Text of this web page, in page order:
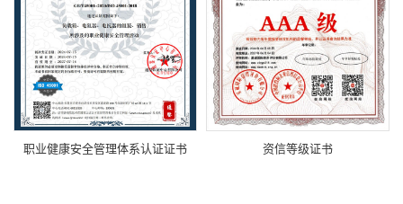
职业健康安全管理体系认证证书 资信等级证书